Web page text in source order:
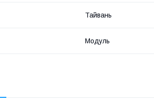
Тайвань
Модуль